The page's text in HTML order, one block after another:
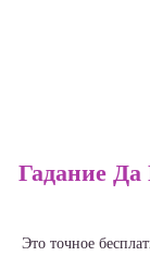
Гадание Да
Это точное